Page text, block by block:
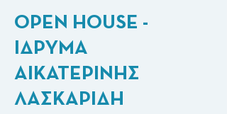
OPEN HOUSE -
IΔΡΥΜΑ
ΑΙΚΑΤΕΡΙΝΗΣ
ΛΑΣΚΑΡΙΔΗ